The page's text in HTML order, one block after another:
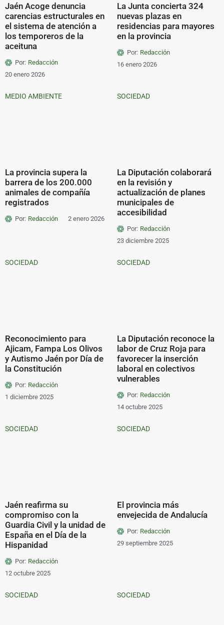
Jaén Acoge denuncia
carencias estructurales en
el sistema de atención a
los temporeros de la
aceituna
Por: Redacción
20 enero 2026
La Junta concierta 324
nuevas plazas en
residencias para mayores
en la provincia
Por: Redacción
16 enero 2026
MEDIO AMBIENTE
La provincia supera la
barrera de los 200.000
animales de compañía
registrados
Por: Redacción 2 enero 2026
SOCIEDAD
La Diputación colaborará
en la revisión y
actualización de planes
municipales de
accesibilidad
Por: Redacción
23 diciembre 2025
SOCIEDAD
Reconocimiento para
Ajicam, Fampa Los Olivos
y Autismo Jaén por Día de
la Constitución
Por: Redacción
1 diciembre 2025
SOCIEDAD
La Diputación reconoce la
labor de Cruz Roja para
favorecer la inserción
laboral en colectivos
vulnerables
Por: Redacción
14 octubre 2025
SOCIEDAD
Jaén reafirma su
compromiso con la
Guardia Civil y la unidad de
España en el Día de la
Hispanidad
Por: Redacción
12 octubre 2025
SOCIEDAD
El provincia más
envejecida de Andalucía
Por: Redacción
29 septiembre 2025
SOCIEDAD SOCIEDAD